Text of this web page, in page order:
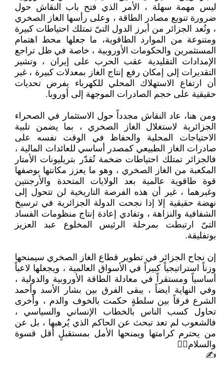
ليس مهمة سهلة ، الأمر الذي فتح باب النقاش حول
ضرورة تنويع مصادر الطاقة ، وعلى رأسها الغاز الصخري
، وتُعد الجزائر من أبرز الدول التىّ تمتلك احتياطات كبيرة
ومتنوعة من الموارد الطاقوية، ما جعلها محط اهتمام
المستثمرين والحكومات الأوروبية ، خاصة في ظل تراجع
الإمدادات التقليدية عقب الحرب على إيران ، وتشير
التقديرات إلى إمكان رفع إنتاج الغاز بمعدلات كبيرة ، غير
أن ارتفاع الاستهلاك المحلي للكهرباء يفرض تحديات
حقيقية على حجم الصادرات الموجهة إلى أوروبا.
ومن هنا، عاد النقاش مجدداً حول الاستثمار في الصحراء
الجزائرية لاستغلال الغاز الصخري ، بما يضمن تلبية
الاحتياجات المحلية والحفاظ في الوقت نفسه على
صادرات الغاز الطبيعي كمصدر أساسي للعائدات المالية ،
فالجزائر تمتلك احتياطات ضخمة تُقدّر بتريليونات الأمتار
المكعبة من الغاز الصخري ، وهو ما يعزز مكانتها بوصفها
قوة طاقوية عالمية بعد الولايات المتحدة والأرجنتين
وغيرهما ، غير أن هذه الفرصة التاريخية لن تتحول إلى
نهضة حقيقية إلا إذا نجحت الدولة الجزائرية في ترسيخ
الشفافية والنزاهة ، وتفادي إعادة إنتاج منظومات الفساد
التىّ ارتبطت بمرحلة الرئيس المخلوع عبد العزيز
بوتفليقة.
إن نجاح الجزائر في تطوير قطاع الغاز الصخري سيمنحها
وزناً استراتيجياً كبيراً في الأسواق العالمية ، ويجعلها لاعباً
أساسياً ومستقراً في معادلة الطاقة الأوروبية والدولية ،
وفي النهاية ايضاً ، يبقى الفرق بين بشار الأسد وأحمد
الشرع فرقاً بين سلطةٍ حكمت بالخوف والدم ، وأخرى
تحاول كسب الناس بالخطاب الإنساني والسياسي ،
فالشعوب لم تعد تبحث عن الحاكم الذي يُرهبها ، بل عن
من يحترم كرامتها ويمنحها الأمل بمستقبلٍ أقل قسوة
والسلام🙋‍♂
✍